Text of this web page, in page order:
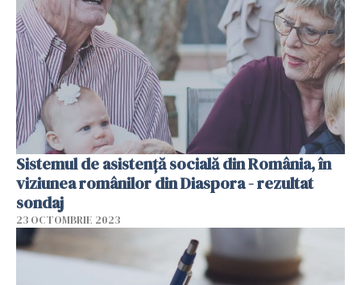
Sistemul de asistență socială din România, în
viziunea românilor din Diaspora - rezultat
sondaj
23 OCTOMBRIE 2023